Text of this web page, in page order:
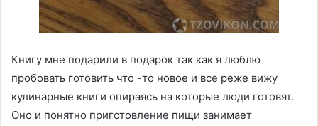
Книгу мне подарили в подарок так как я люблю
пробовать готовить что -то новое и все реже вижу
кулинарные книги опираясь на которые люди готовят.
Оно и понятно приготовление пищи занимает